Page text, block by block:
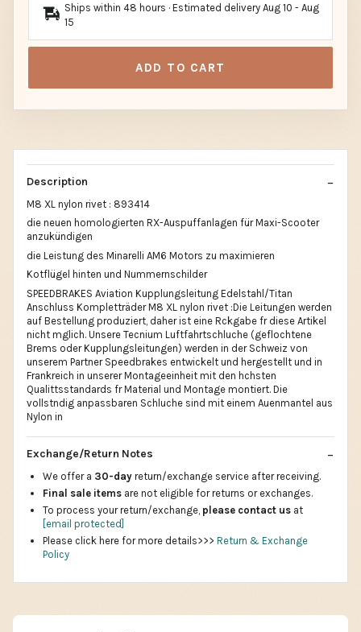
Ships within 48 hours · Estimated delivery Aug 10 - Aug
15
ADD TO CART
Description
M8 XL nylon rivet : 893414
die neuen homologierten RX-Auspuffanlagen für Maxi-Scooter
anzukündigen
die Leistung des Minarelli AM6 Motors zu maximieren
Kotflügel hinten und Nummernschilder
SPEEDBRAKES Aviation Kupplungsleitung Edelstahl/Titan
Anschluss Kompletträder M8 XL nylon rivet :Die Leitungen werden
auf Bestellung produziert, daher ist eine Rckgabe fr diese Artikel
nicht mglich. Unsere Tecnium Luftfahrtschluche (geflochtene
Brems oder Kupplungsleitungen) werden in der Schweiz von
unserem Partner Speedbrakes entwickelt und hergestellt und in
Frankreich in unserer Montageeinheit mit den hchsten
Qualittsstandards fr Material und Montage montiert. Die
vollstndig anpassbaren Schluche sind mit einem Auenmantel aus
Nylon in
Exchange/Return Notes
We offer a 30-day return/exchange service after receiving.
Final sale items are not eligible for returns or exchanges.
To process your return/exchange, please contact us at
[email protected]
Please click here for more details>>> Return & Exchange
Policy